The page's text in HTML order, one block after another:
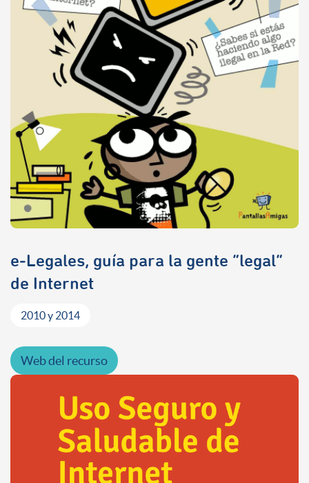
e‑Legales, guía para la gente “legal”
de Internet
2010 y 2014
Web del recurso